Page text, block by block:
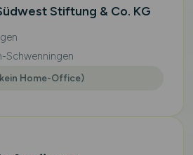
Stiftung & Co. KG
Schwenningen
Home-Office)